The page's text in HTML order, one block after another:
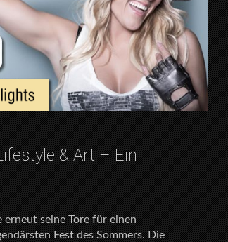
& Art – Ein
seine Tore für einen
Fest des Sommers. Die